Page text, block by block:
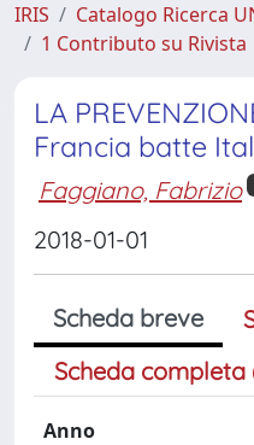
IRIS
Catalogo Ricerca
1 Contributo su Rivista
LA
Francia batte
Faggiano, Fabrizio
2018-01-01
Scheda breve
Scheda completa
Anno